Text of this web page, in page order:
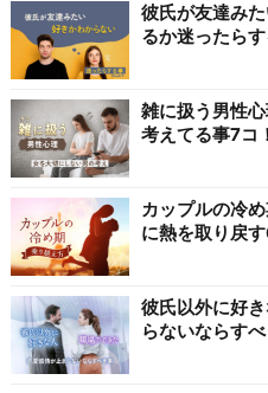
彼氏が友達み
るか迷ったら
雑に扱う男性
考えてる事7コ！
カップルの冷
に熱を取り戻す
彼氏以外に好
らないならす